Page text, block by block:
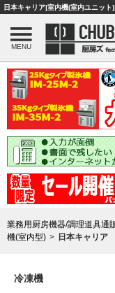
MENU
業務用厨房機器/調理道具通
機(室内型)
日本キャリア
冷凍機